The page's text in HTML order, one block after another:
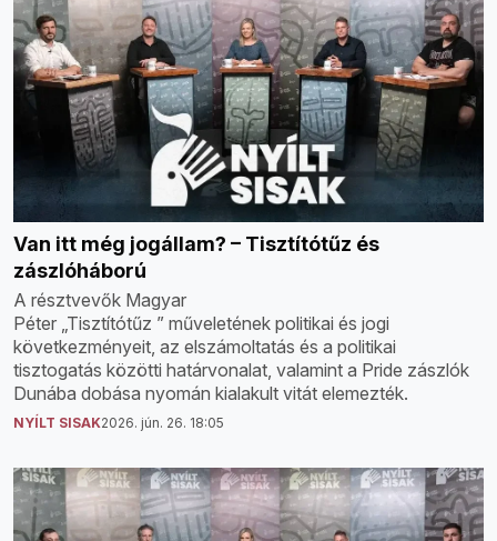
Van itt még jogállam? – Tisztítótűz és
zászlóháború
A résztvevők Magyar
Péter „Tisztítótűz ” műveletének politikai és jogi
következményeit, az elszámoltatás és a politikai
tisztogatás közötti határvonalat, valamint a Pride zászlók
Dunába dobása nyomán kialakult vitát elemezték.
NYÍLT SISAK2026. jún. 26. 18:05